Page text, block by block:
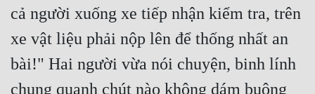
cả người xuống xe tiếp nhận kiểm tra, trên
xe vật liệu phải nộp lên để thống nhất an
bài!" Hai người vừa nói chuyện, binh lính
chung quanh chút nào không dám buông